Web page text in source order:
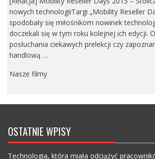
nowych technologiiTargi „Mobility Reseller
spodobały się miłośnikom nowinek
doczekali się w tym roku kolejnej ich edycji.
posłuchania ciekawych prelekcji czy
handlową …
Nasze filmy
OSTATNIE WPISY
Technologia, która miała odciążyć